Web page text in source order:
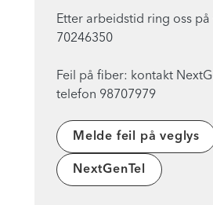
Etter arbeidstid ring oss
70246350
Feil på fiber: kontakt
Melde feil på veglys
NextGenTel